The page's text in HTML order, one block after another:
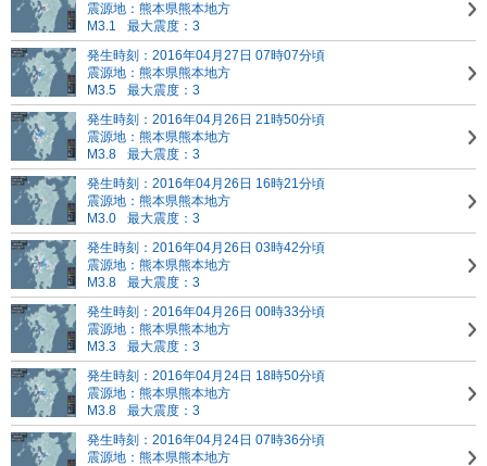
震源地：熊本県熊本地方
M3.1
最大震度：3
発生時刻：2016年04月27日 07時07分頃
震源地：熊本県熊本地方
M3.5
最大震度：3
発生時刻：2016年04月26日 21時50分頃
震源地：熊本県熊本地方
M3.8
最大震度：3
発生時刻：2016年04月26日 16時21分頃
震源地：熊本県熊本地方
M3.0
最大震度：3
発生時刻：2016年04月26日 03時42分頃
震源地：熊本県熊本地方
M3.8
最大震度：3
発生時刻：2016年04月26日 00時33分頃
震源地：熊本県熊本地方
M3.3
最大震度：3
発生時刻：2016年04月24日 18時50分頃
震源地：熊本県熊本地方
M3.8
最大震度：3
発生時刻：2016年04月24日 07時36分頃
震源地：熊本県熊本地方